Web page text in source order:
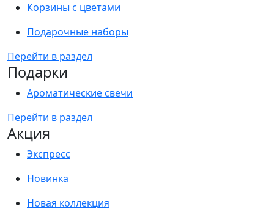
Корзины с цветами
Подарочные наборы
Перейти в раздел
Подарки
Ароматические свечи
Перейти в раздел
Акция
Экспресс
Новинка
Новая коллекция